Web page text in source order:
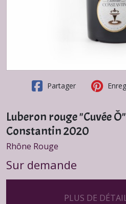
Partager
Luberon rouge "Cuvée
Constantin 2020
Rhône Rouge
Sur demande
PLUS DE